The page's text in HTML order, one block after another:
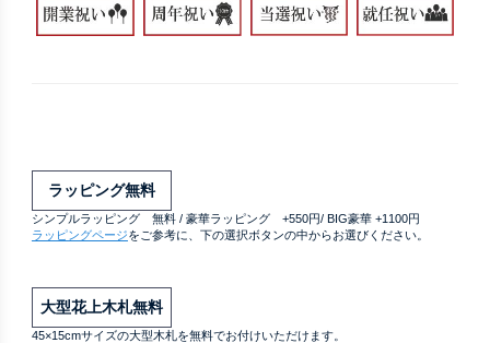
ラッピング無料
シンプルラッピング 無料 / 豪華ラッピング +550円/ BIG豪華 +1100円
ラッピングページをご参考に、下の選択ボタンの中からお選びください。
大型花上木札無料
45×15cmサイズの大型木札を無料でお付けいただけます。